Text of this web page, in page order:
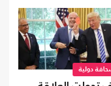
دولية